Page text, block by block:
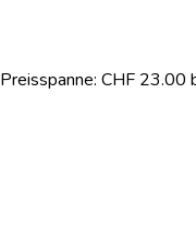
Preisspanne: CHF 23.00